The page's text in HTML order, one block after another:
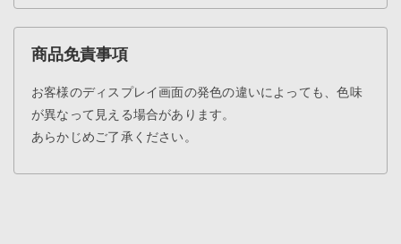
商品免責事項
お客様のディスプレイ画面の発色の違いによっても、色味
が異なって見える場合があります。
あらかじめご了承ください。